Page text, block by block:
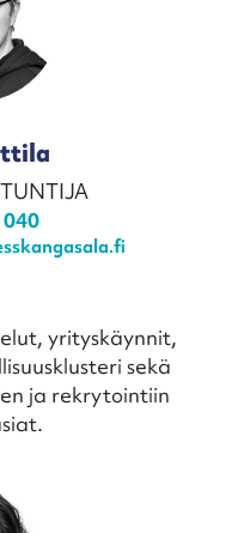
yrityskäynnit,
sekä
ja rekrytointiin